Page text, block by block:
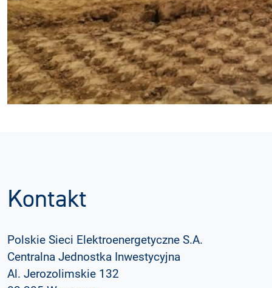
Kontakt
Polskie Sieci Elektroenergetyczne S.A.
Centralna Jednostka Inwestycyjna
Al. Jerozolimskie 132